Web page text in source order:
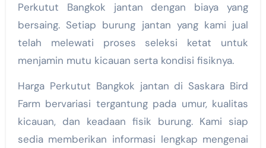
Perkutut Bangkok jantan dengan biaya yang
bersaing. Setiap burung jantan yang kami jual
telah melewati proses seleksi ketat untuk
menjamin mutu kicauan serta kondisi fisiknya.
Harga Perkutut Bangkok jantan di Saskara Bird
Farm bervariasi tergantung pada umur, kualitas
kicauan, dan keadaan fisik burung. Kami siap
sedia memberikan informasi lengkap mengenai